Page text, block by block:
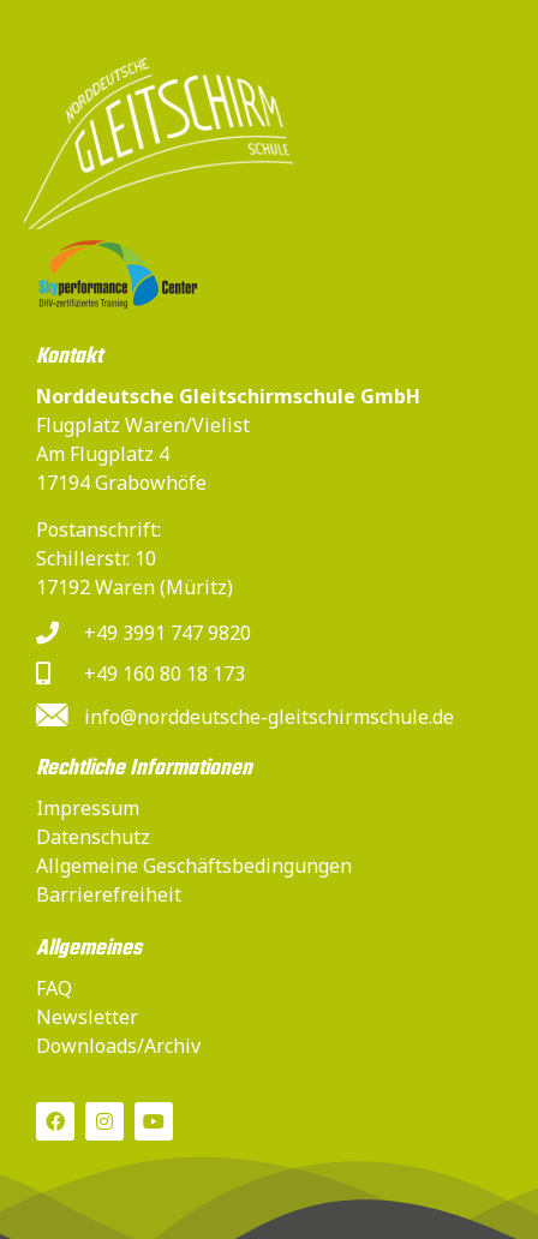
Kontakt
Norddeutsche Gleitschirmschule GmbH
Flugplatz Waren/Vielist
Am Flugplatz 4
17194 Grabowhöfe
Postanschrift:
Schillerstr. 10
17192 Waren (Müritz)
+49 3991 747 9820
+49 160 80 18 173
info@norddeutsche-gleitschirmschule.de
Rechtliche Informationen
Impressum
Datenschutz
Allgemeine Geschäftsbedingungen
Barrierefreiheit
Allgemeines
FAQ
Newsletter
Downloads/Archiv